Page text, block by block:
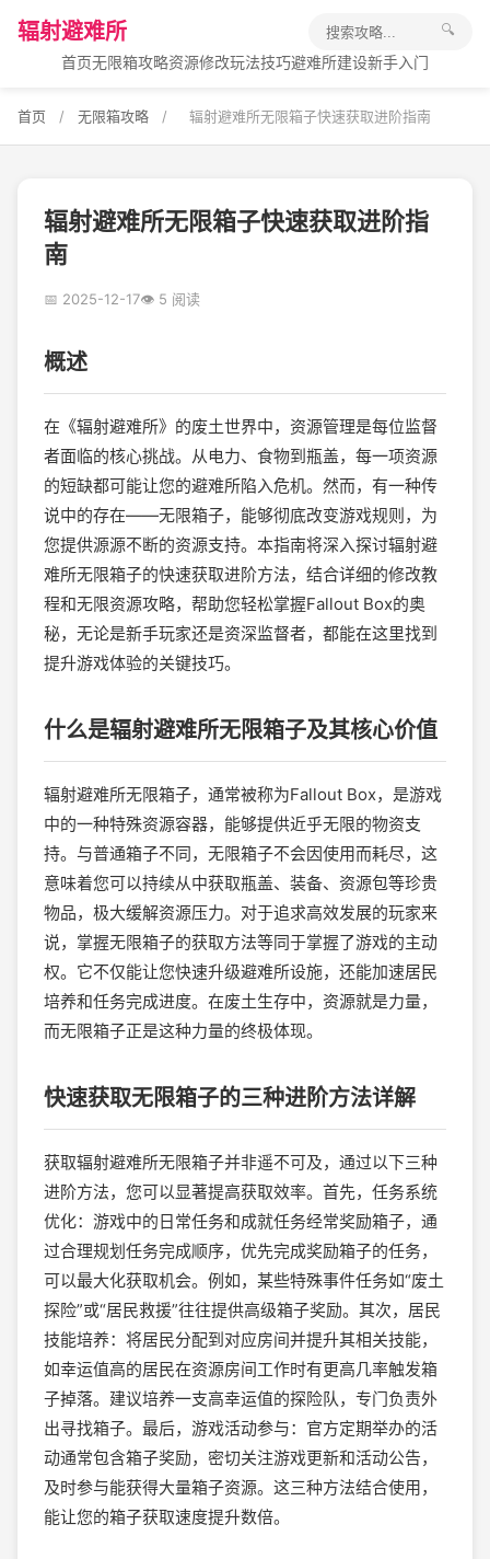
辐射避难所
首页无限箱攻略资源修改玩法技巧避难所建设新手入门
🔍
首页 / 无限箱攻略 / 辐射避难所无限箱子快速获取进阶指南
辐射避难所无限箱子快速获取进阶指
南
📅 2025-12-17👁 5 阅读
概述
在《辐射避难所》的废土世界中，资源管理是每位监督
者面临的核心挑战。从电力、食物到瓶盖，每一项资源
的短缺都可能让您的避难所陷入危机。然而，有一种传
说中的存在——无限箱子，能够彻底改变游戏规则，为
您提供源源不断的资源支持。本指南将深入探讨辐射避
难所无限箱子的快速获取进阶方法，结合详细的修改教
程和无限资源攻略，帮助您轻松掌握Fallout Box的奥
秘，无论是新手玩家还是资深监督者，都能在这里找到
提升游戏体验的关键技巧。
什么是辐射避难所无限箱子及其核心价值
辐射避难所无限箱子，通常被称为Fallout Box，是游戏
中的一种特殊资源容器，能够提供近乎无限的物资支
持。与普通箱子不同，无限箱子不会因使用而耗尽，这
意味着您可以持续从中获取瓶盖、装备、资源包等珍贵
物品，极大缓解资源压力。对于追求高效发展的玩家来
说，掌握无限箱子的获取方法等同于掌握了游戏的主动
权。它不仅能让您快速升级避难所设施，还能加速居民
培养和任务完成进度。在废土生存中，资源就是力量，
而无限箱子正是这种力量的终极体现。
快速获取无限箱子的三种进阶方法详解
获取辐射避难所无限箱子并非遥不可及，通过以下三种
进阶方法，您可以显著提高获取效率。首先，任务系统
优化：游戏中的日常任务和成就任务经常奖励箱子，通
过合理规划任务完成顺序，优先完成奖励箱子的任务，
可以最大化获取机会。例如，某些特殊事件任务如“废土
探险”或“居民救援”往往提供高级箱子奖励。其次，居民
技能培养：将居民分配到对应房间并提升其相关技能，
如幸运值高的居民在资源房间工作时有更高几率触发箱
子掉落。建议培养一支高幸运值的探险队，专门负责外
出寻找箱子。最后，游戏活动参与：官方定期举办的活
动通常包含箱子奖励，密切关注游戏更新和活动公告，
及时参与能获得大量箱子资源。这三种方法结合使用，
能让您的箱子获取速度提升数倍。